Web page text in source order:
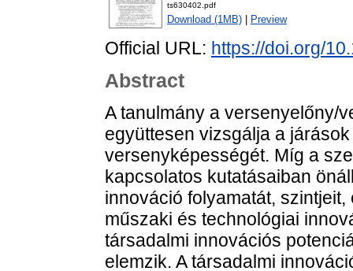
ts630402.pdf
Download (1MB) Preview
Official URL: https://doi.org/
Abstract
A tanulmány a versenyelőny/
együttesen vizsgálja a
versenyképességét. Míg a
kapcsolatos kutatásaiban
innováció folyamatát,
műszaki és technológiai
társadalmi innovációs
elemzik. A társadalmi